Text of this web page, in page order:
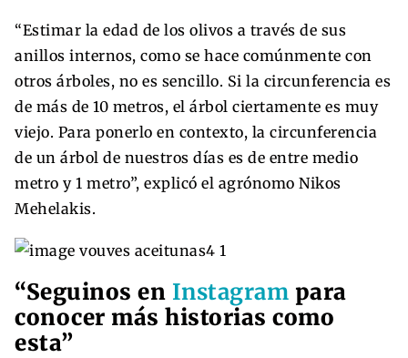
“Estimar la edad de los olivos a través de sus
anillos internos, como se hace comúnmente con
otros árboles, no es sencillo. Si la circunferencia es
de más de 10 metros, el árbol ciertamente es muy
viejo. Para ponerlo en contexto, la circunferencia
de un árbol de nuestros días es de entre medio
metro y 1 metro”, explicó el agrónomo Nikos
Mehelakis.
“Seguinos en Instagram para
conocer más historias como
esta”